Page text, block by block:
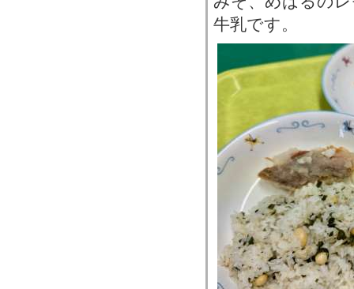
牛乳です。